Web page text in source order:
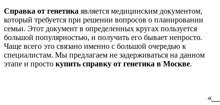
Справка от генетика является медицинским документом,
который требуется при решении вопросов о планировании
семьи. Этот документ в определенных кругах пользуется
большой популярностью, и получить его бывает непросто.
Чаще всего это связано именно с большой очередью к
специалистам. Мы предлагаем не задерживаться на данном
этапе и просто купить справку от генетика в Москве.